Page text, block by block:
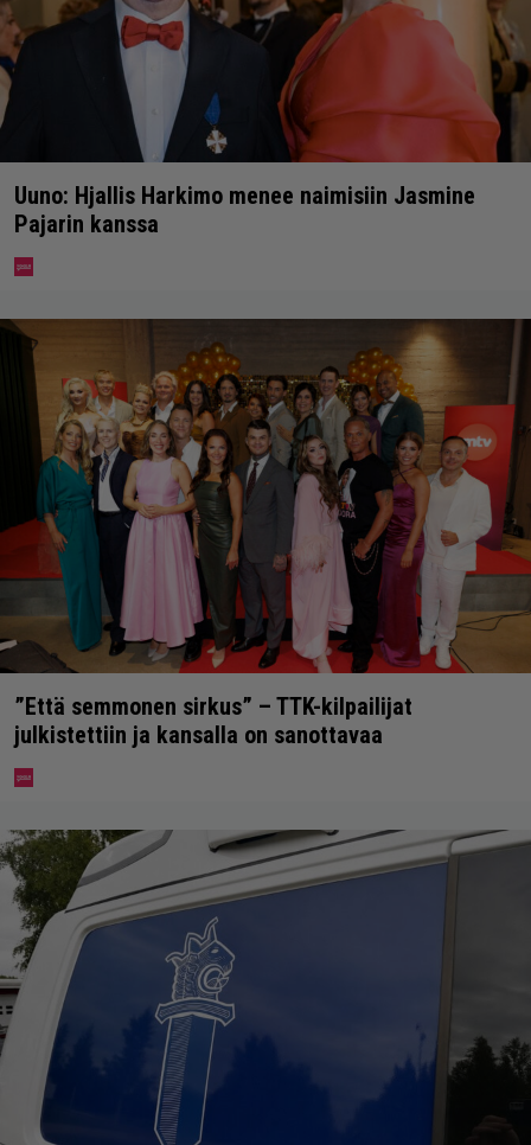
Uuno: Hjallis Harkimo menee naimisiin Jasmine
Pajarin kanssa
”Että semmonen sirkus” – TTK-kilpailijat
julkistettiin ja kansalla on sanottavaa